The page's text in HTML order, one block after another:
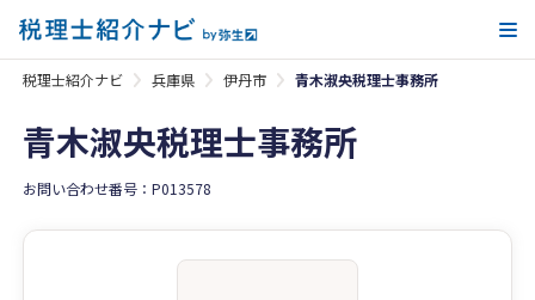
税理士紹介ナビ 兵庫県 伊丹市 青木淑央税理士事務所
青木淑央税理士事務所
お問い合わせ番号：P013578